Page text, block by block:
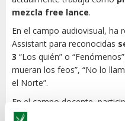
mezcla free lance.
En el campo audiovisual, ha
Assistant para reconocidas
3 “Los quién” o
mueran los feos”, “No lo
el Norte”.
En el campo docente,
en el Área de Sonido y